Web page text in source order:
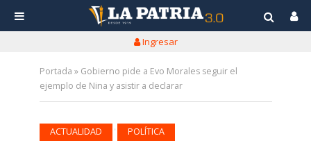
Ingresar
Portada » Gobierno pide a Evo Morales seguir el
ejemplo de Nina y asistir a declarar
ACTUALIDAD POLÍTICA